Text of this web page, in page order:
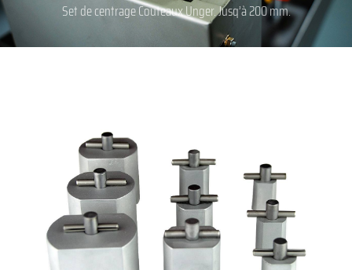
Set de centrage Couteaux Unger. Jusq’à 200 mm.